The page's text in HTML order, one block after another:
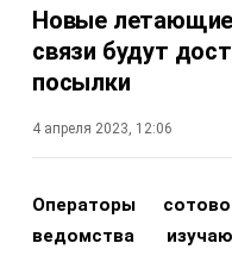
Новые
связи будут
посылки
4 апреля 2023, 12:06
Операторы
ведомства